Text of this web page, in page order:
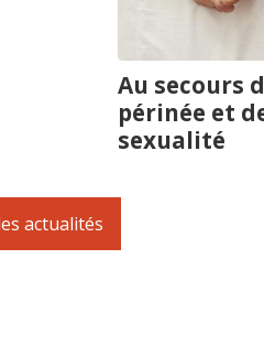
Au secours
périnée et
sexualité
actualités